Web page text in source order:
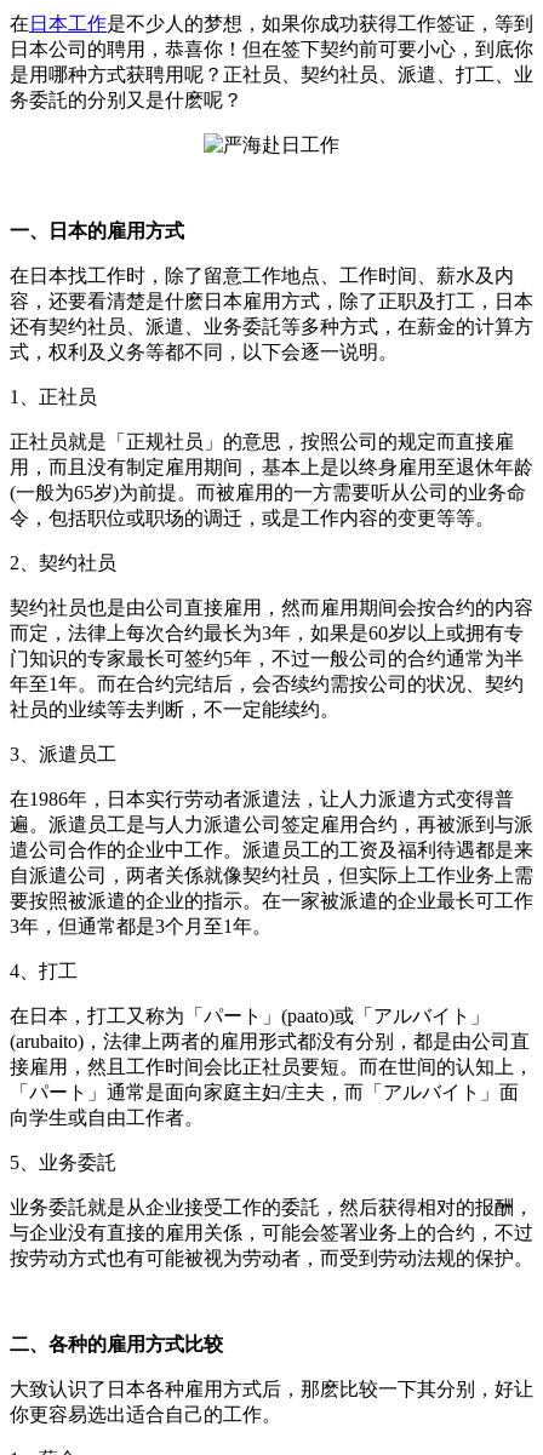
在 日本工作是不少人的梦想，如果你成功获得工作签证，等到
日本公司的聘用，恭喜你！但在签下契约前可要小心，到底你
是用哪种方式获聘用呢？正社员、契约社员、派遣、打工、业
务委託的分别又是什麽呢？
一、日本的雇用方式
在日本找工作时，除了留意工作地点、工作时间、薪水及内
容，还要看清楚是什麽日本雇用方式，除了正职及打工，日本
还有契约社员、派遣、业务委託等多种方式，在薪金的计算方
式，权利及义务等都不同，以下会逐一说明。
1、正社员
正社员就是「正规社员」的意思，按照公司的规定而直接雇
用，而且没有制定雇用期间，基本上是以终身雇用至退休年龄
(一般为65岁)为前提。而被雇用的一方需要听从公司的业务命
令，包括职位或职场的调迁，或是工作内容的变更等等。
2、契约社员
契约社员也是由公司直接雇用，然而雇用期间会按合约的内容
而定，法律上每次合约最长为3年，如果是60岁以上或拥有专
门知识的专家最长可签约5年，不过一般公司的合约通常为半
年至1年。而在合约完结后，会否续约需按公司的状况、契约
社员的业续等去判断，不一定能续约。
3、派遣员工
在1986年，日本实行劳动者派遣法，让人力派遣方式变得普
遍。派遣员工是与人力派遣公司签定雇用合约，再被派到与派
遣公司合作的企业中工作。派遣员工的工资及福利待遇都是来
自派遣公司，两者关係就像契约社员，但实际上工作业务上需
要按照被派遣的企业的指示。在一家被派遣的企业最长可工作
3年，但通常都是3个月至1年。
4、打工
在日本，打工又称为「パート」(paato)或「アルバイト」
(arubaito)，法律上两者的雇用形式都没有分别，都是由公司直
接雇用，然且工作时间会比正社员要短。而在世间的认知上，
「パート」通常是面向家庭主妇/主夫，而「アルバイト」面
向学生或自由工作者。
5、业务委託
业务委託就是从企业接受工作的委託，然后获得相对的报酬，
与企业没有直接的雇用关係，可能会签署业务上的合约，不过
按劳动方式也有可能被视为劳动者，而受到劳动法规的保护。
二、各种的雇用方式比较
大致认识了日本各种雇用方式后，那麽比较一下其分别，好让
你更容易选出适合自己的工作。